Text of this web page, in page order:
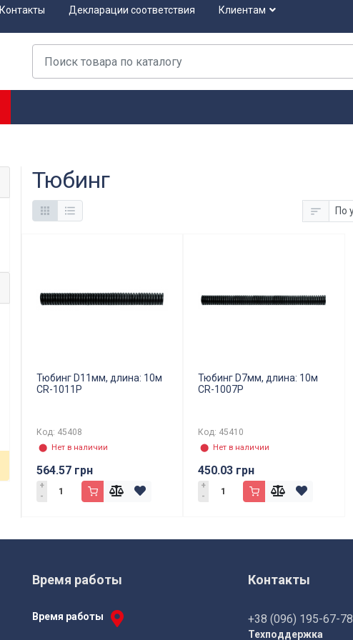
Контакты Декларации соответствия
Клиентам
Тюбинг
Тюбинг D11мм, длина: 10м
CR-1011P
Код: 45408
⬤ Нет в наличии
564.57 грн
+
-
Тюбинг D7мм, длина: 10м
CR-1007P
Код: 45410
⬤ Нет в наличии
450.03 грн
+
-
Время работы
Время работы
Контакты
+38 (096) 195-67-78
Техподдержка